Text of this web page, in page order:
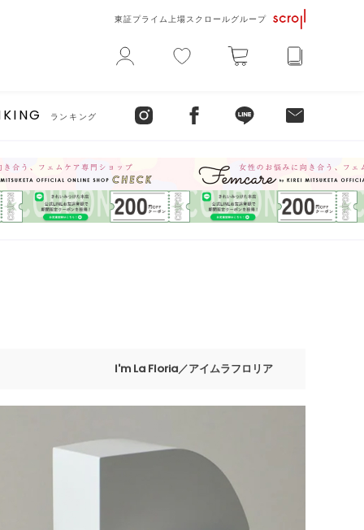
東証プライム上場スクロールグループ
ランキング
I'm La Floria／アイムラフロリア